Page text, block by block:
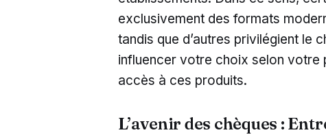
exclusivement des formats
tandis que d’autres privilégient le
influencer votre choix selon
accès à ces produits.
L’avenir des chèques :